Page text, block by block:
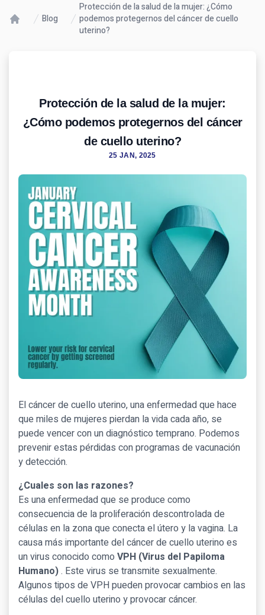
Blog
Protección de la salud de la mujer: ¿Cómo
podemos protegernos del cáncer de cuello
uterino?
Protección de la salud de la mujer:
¿Cómo podemos protegernos del cáncer
de cuello uterino?
25 JAN, 2025
El cáncer de cuello uterino, una enfermedad que hace
que miles de mujeres pierdan la vida cada año, se
puede vencer con un diagnóstico temprano. Podemos
prevenir estas pérdidas con programas de vacunación
y detección.
¿Cuales son las razones?
Es una enfermedad que se produce como
consecuencia de la proliferación descontrolada de
células en la zona que conecta el útero y la vagina. La
causa más importante del cáncer de cuello uterino es
un virus conocido como VPH (Virus del Papiloma
Humano). Este virus se transmite sexualmente.
Algunos tipos de VPH pueden provocar cambios en las
células del cuello uterino y provocar cáncer.